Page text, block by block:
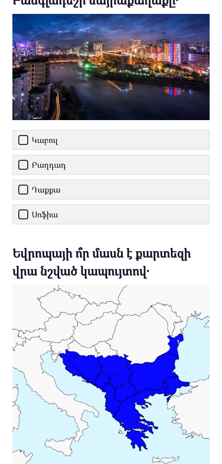
Կաբուլ
Բաղդադ
Դաքքա
Սոֆիա
Եվրոպայի ո՞ր մասն է քարտեզի
վրա նշված կապույտով․